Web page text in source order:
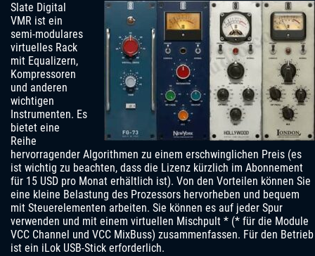
Slate Digital
VMR ist ein
semi-modulares
virtuelles Rack
mit Equalizern,
Kompressoren
und anderen
wichtigen
Instrumenten. Es
bietet eine
Reihe
hervorragender Algorithmen zu einem erschwinglichen Preis (es
ist wichtig zu beachten, dass die Lizenz kürzlich im Abonnement
für 15 USD pro Monat erhältlich ist). Von den Vorteilen können Sie
eine kleine Belastung des Prozessors hervorheben und bequem
mit Steuerelementen arbeiten. Sie können es auf jeder Spur
verwenden und mit einem virtuellen Mischpult * (* für die Module
VCC Channel und VCC MixBuss) zusammenfassen. Für den Betrieb
ist ein iLok USB-Stick erforderlich.